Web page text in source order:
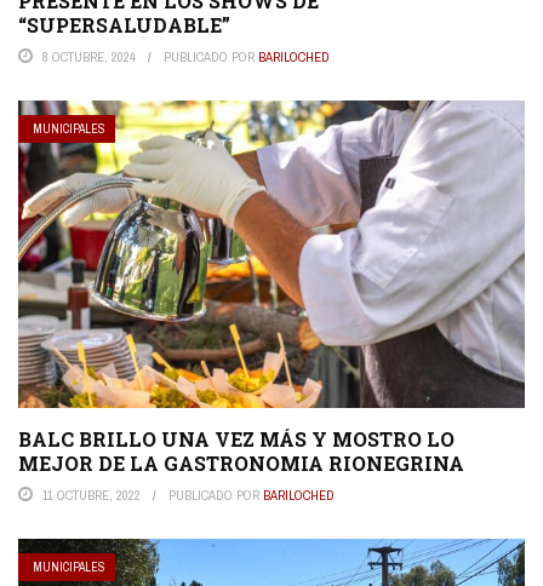
“SUPERSALUDABLE”
8 OCTUBRE, 2024 PUBLICADO POR BARILOCHED
MUNICIPALES
BALC BRILLO UNA VEZ MÁS Y MOSTRO LO
MEJOR DE LA GASTRONOMIA RIONEGRINA
11 OCTUBRE, 2022 PUBLICADO POR BARILOCHED
MUNICIPALES